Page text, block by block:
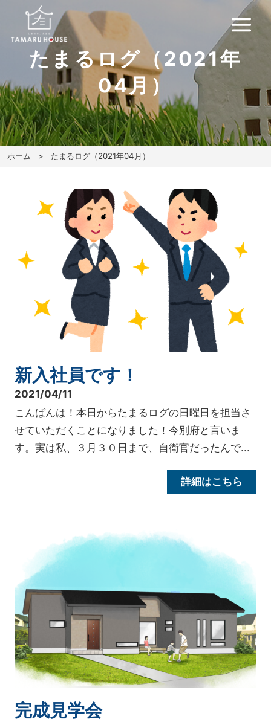
たまるログ（2021年
04月）
ホーム たまるログ（2021年04月）
新入社員です！
2021/04/11
こんばんは！本日からたまるログの日曜日を担当さ
せていただくことになりました！今別府と言いま
す。実は私、３月３０日まで、自衛官だったんで...
詳細はこちら
完成見学会